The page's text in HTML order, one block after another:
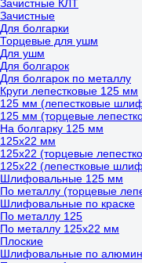
Зачистные КЛТ
Зачистные
Для болгарки
Торцевые для ушм
Для ушм
Для болгарок
Для болгарок по металлу
Круги лепестковые 125 мм
125 мм (лепестковые
125 мм (торцевые
На болгарку 125 мм
125х22 мм
125х22 (торцевые
125х22 (лепестковые
Шлифовальные 125 мм
По металлу (торцевые
Шлифовальные по краске
По металлу 125
По металлу 125х22 мм
Плоские
Шлифовальные по